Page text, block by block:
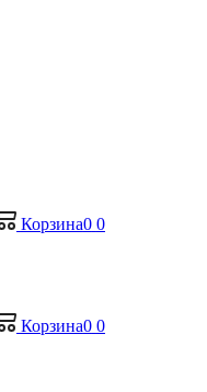
Корзина0 0
Корзина0 0